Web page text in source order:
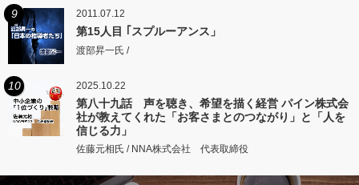
9 2011.07.12
第15人目 ｢スプルーアンス」
渡部昇一氏 /
10 2025.10.22
第八十九話 声を聴き、希望を描く経営 パイン株式会
社が教えてくれた「お客さまとのつながり」と「人を
信じる力」
佐藤元相氏 / NNA株式会社 代表取締役